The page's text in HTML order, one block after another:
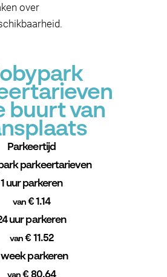
over
buurt van
Parkeertijd
parkeertarieven
1 uur parkeren
van€ 1.14
uur parkeren
van € 11.52
week parkeren